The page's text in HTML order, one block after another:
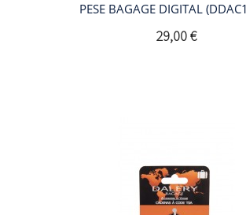
PESE BAGAGE DIGITAL
29,00 €